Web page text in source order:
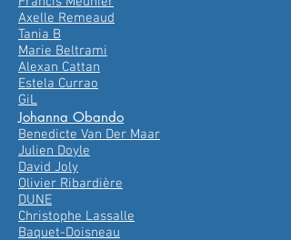
Axelle Remeaud
Tania B
Marie Beltrami
Alexan Cattan
Estela Currao
GiL
Johanna Obando
Benedicte Van Der Maar
Julien Doyle
David Joly
Olivier Ribardière
DUNE
Christophe Lassalle
Baquet-Doisneau